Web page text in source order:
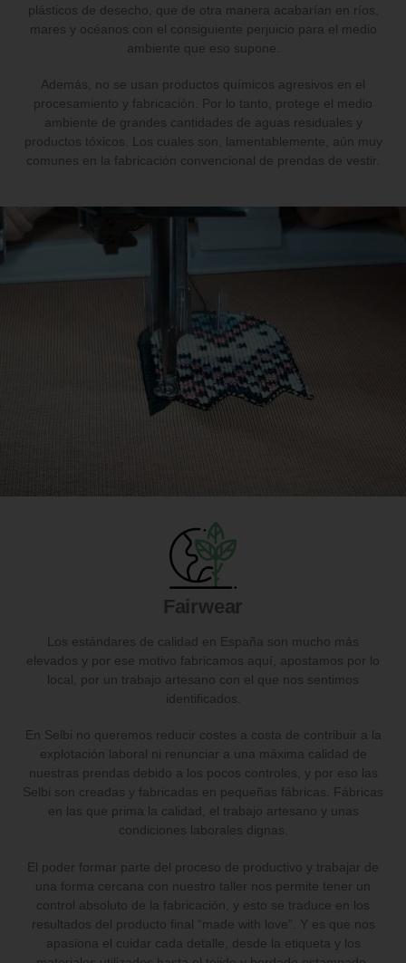
plásticos de desecho, que de otra manera acabarían en ríos,
mares y océanos con el consiguiente perjuicio para el medio
ambiente que eso supone.
Además, no se usan productos químicos agresivos en el
procesamiento y fabricación. Por lo tanto, protege el medio
ambiente de grandes cantidades de aguas residuales y
productos tóxicos. Los cuales son, lamentablemente, aún muy
comunes en la fabricación convencional de prendas de vestir.
Fairwear
Los estándares de calidad en España son mucho más
elevados y por ese motivo fabricamos aquí, apostamos por lo
local, por un trabajo artesano con el que nos sentimos
identificados.
En Selbi no queremos reducir costes a costa de contribuir a la
explotación laboral ni renunciar a una máxima calidad de
nuestras prendas debido a los pocos controles, y por eso las
Selbi son creadas y fabricadas en pequeñas fábricas. Fábricas
en las que prima la calidad, el trabajo artesano y unas
condiciones laborales dignas.
El poder formar parte del proceso de productivo y trabajar de
una forma cercana con nuestro taller nos permite tener un
control absoluto de la fabricación, y esto se traduce en los
resultados del producto final “made with love”. Y es que nos
apasiona el cuidar cada detalle, desde la etiqueta y los